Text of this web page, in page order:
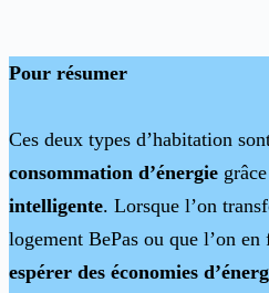
Pour résumer
Ces deux types d’habitation
consommation d’énergie
intelligente. Lorsque l’on
logement BePas ou que l’on
espérer des économies